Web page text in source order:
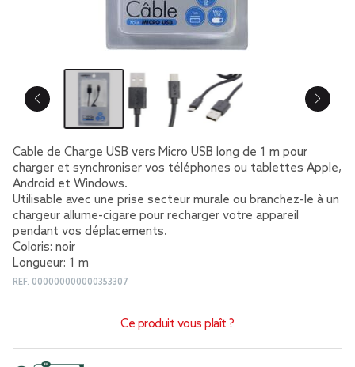
Cable de Charge USB vers Micro USB long de 1 m pour
charger et synchroniser vos téléphones ou tablettes Apple,
Android et Windows.
Utilisable avec une prise secteur murale ou branchez-le à un
chargeur allume-cigare pour recharger votre appareil
pendant vos déplacements.
Coloris: noir
Longueur: 1 m
REF. 000000000000353307
Ce produit vous plaît ?